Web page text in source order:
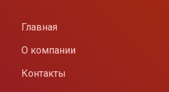
Главная
О компании
Контакты